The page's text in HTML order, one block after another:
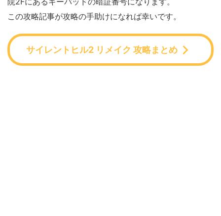
この攻略記事が攻略の手助けになれば幸いです。
サイレントヒル2 リメイク 攻略まとめ